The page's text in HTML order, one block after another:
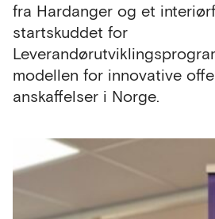
fra Hardanger og et
startskuddet for
modellen for innovative
anskaffelser i Norge.